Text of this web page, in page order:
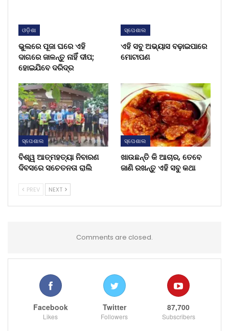
ଓଡ଼ିଶା
ଭୁଲରେ ପୂଜା ଘରେ ଏହି
ଦାଗରେ ଜାଳନ୍ତୁ ନାହିଁ ଦୀପ;
ହୋଇଯିବେ ଦରିଦ୍ର
ସ୍ପେଶାଲ
ଏହି ସବୁ ଅଭ୍ୟାସ ବଢ଼ାଇପାରେ
ମୋଟାପଣ
ସ୍ପେଶାଲ
ବିଶ୍ୱ ଆତ୍ମହତ୍ୟା ନିବାରଣ
ଦିବସରେ ସଚେତନତା ରାଲି
ସ୍ପେଶାଲ
ଖାଉଛନ୍ତି କି ଆଚାର, ତେବେ
ଜାଣି ରଖନ୍ତୁ ଏହି ସବୁ କଥା
PREV NEXT
Comments are closed.
Facebook
Likes
Twitter
Followers
87,700
Subscribers